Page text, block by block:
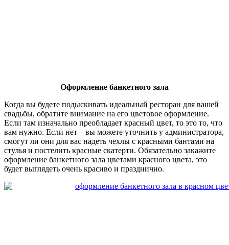
Оформление банкетного зала
Когда вы будете подыскивать идеальный ресторан для вашей
свадьбы, обратите внимание на его цветовое оформление.
Если там изначально преобладает красный цвет, то это то, что
вам нужно. Если нет – вы можете уточнить у администратора,
смогут ли они для вас надеть чехлы с красными бантами на
стулья и постелить красные скатерти. Обязательно закажите
оформление банкетного зала цветами красного цвета, это
будет выглядеть очень красиво и празднично.